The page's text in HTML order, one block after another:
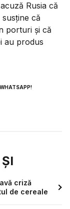
Rusia că
că
porturi și că
au produs
criză
de cereale